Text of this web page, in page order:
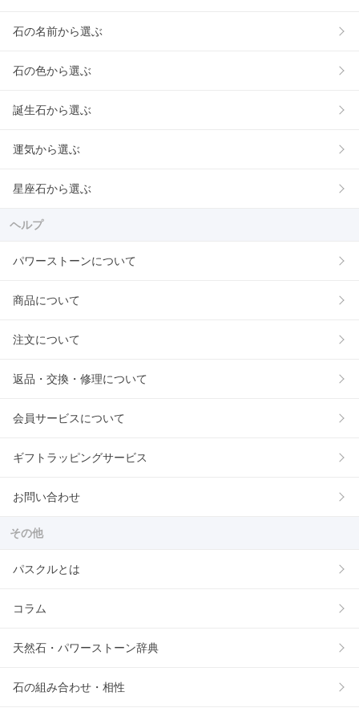
石の名前から選ぶ
石の色から選ぶ
誕生石から選ぶ
運気から選ぶ
星座石から選ぶ
ヘルプ
パワーストーンについて
商品について
注文について
返品・交換・修理について
会員サービスについて
ギフトラッピングサービス
お問い合わせ
その他
パスクルとは
コラム
天然石・パワーストーン辞典
石の組み合わせ・相性